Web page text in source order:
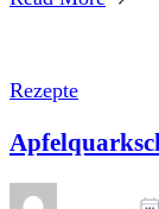
Rezepte